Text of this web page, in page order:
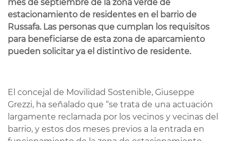
mes de septiembre de la zona verde de
estacionamiento de residentes en el barrio de
Russafa. Las personas que cumplan los requisitos
para beneficiarse de esta zona de aparcamiento
pueden solicitar ya el distintivo de residente.
El concejal de Movilidad Sostenible, Giuseppe
Grezzi, ha señalado que “se trata de una actuación
largamente reclamada por los vecinos y vecinas del
barrio, y estos dos meses previos a la entrada en